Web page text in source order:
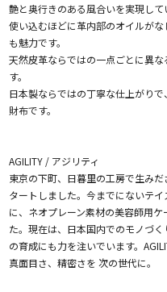
艶と奥行きのある風合いを実現して
使い込むほどに革内部のオイルが
も魅力です。
天然皮革ならではの一点ごとに異
す。
日本製ならではの丁寧な仕上がり
財布です。
AGILITY / アジリティ
東京の下町、日暮里の工房で生み
タートしました。今までにないテ
に、ネオプレーン素材の美容師用
た。現在は、日本国内でのモノづ
の育成にも力を注いでいます。
真面目さ、精密さを 次の世代に。